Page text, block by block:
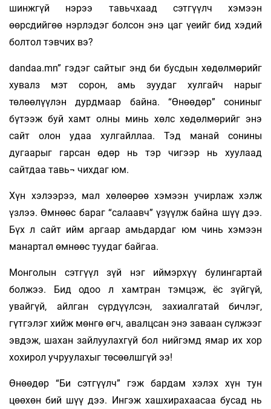
шинжгүй нэрээ тавьчхаад сэтгүүлч хэмээн
өөрсдийгөө нэрлэдэг болсон энэ цаг үеийг бид хэдий
болтол тэвчих вэ?
dandaa.mn” гэдэг сайтыг энд би бусдын хөдөлмөрийг
хувалз мэт сорон, амь зуудаг хулгайч нарыг
төлөөлүүлэн дурдмаар байна. “Өнөөдөр” сониныг
бүтээж буй хамт олны минь хөлс хөдөлмөрийг энэ
сайт олон удаа хулгайллаа. Тэд манай сонины
дугаарыг гарсан өдөр нь тэр чигээр нь хуулаад
сайтдаа тавь¬ чихдаг юм.
Хүн хэлээрээ, мал хөлөөрөө хэмээн учирлаж хэлж
үзлээ. Өмнөөс бараг “салаавч” үзүүлж байна шүү дээ.
Бүх л сайт ийм аргаар амьдардаг юм чинь хэмээн
манартал өмнөөс туудаг байгаа.
Монголын сэтгүүл зүй нэг иймэрхүү булингартай
болжээ. Бид одоо л хамтран тэмцэж, ёс зүйгүй,
увайгүй, айлган сүрдүүлсэн, захиалгатай бичлэг,
гүтгэлэг хийж мөнгө өгч, авалцсан энэ заваан сүлжээг
эвдэж, шахан зайлуулахгүй бол нийгэмд ямар их хор
хохирол учруулахыг төсөөлшгүй ээ!
Өнөөдөр “Би сэтгүүлч” гэж бардам хэлэх хүн тун
цөөхөн бий шүү дээ. Ингэж хашхирахаасаа бусад нь